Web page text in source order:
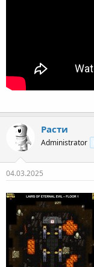
Расти
Administrator
04.03.2025